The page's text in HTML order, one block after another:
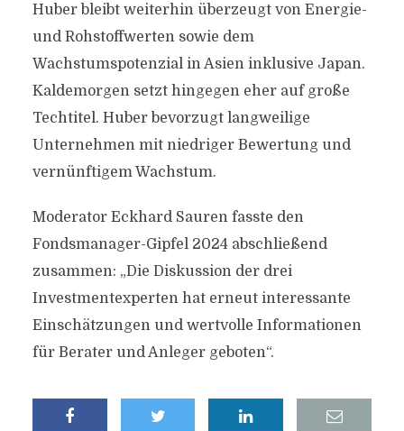
Huber bleibt weiterhin überzeugt von Energie-
und Rohstoffwerten sowie dem
Wachstumspotenzial in Asien inklusive Japan.
Kaldemorgen setzt hingegen eher auf große
Techtitel. Huber bevorzugt langweilige
Unternehmen mit niedriger Bewertung und
vernünftigem Wachstum.
Moderator Eckhard Sauren fasste den
Fondsmanager-Gipfel 2024 abschließend
zusammen: „Die Diskussion der drei
Investmentexperten hat erneut interessante
Einschätzungen und wertvolle Informationen
für Berater und Anleger geboten“.